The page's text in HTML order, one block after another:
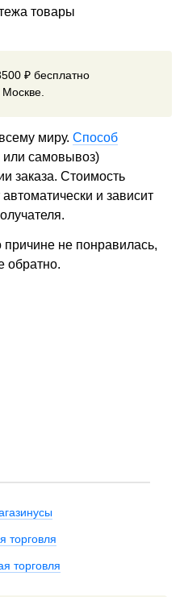
товары
₽ бесплатно
миру. Способ
или самовывоз)
заказа. Стоимость
и зависит
причине не понравилась,
обратно.
торговля
торговля